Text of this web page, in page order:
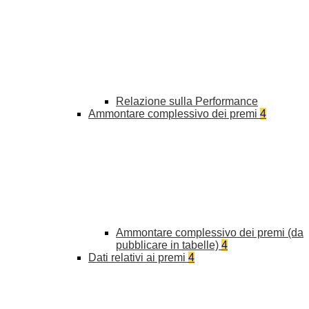
Relazione sulla Performance
Ammontare complessivo dei premi 4
Ammontare complessivo dei premi (da
pubblicare in tabelle) 4
Dati relativi ai premi 4